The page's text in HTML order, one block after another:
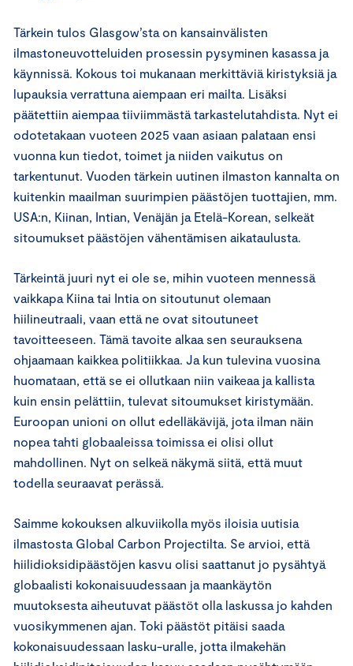
Tärkein tulos Glasgow’sta on kansainvälisten
ilmastoneuvotteluiden prosessin pysyminen kasassa ja
käynnissä. Kokous toi mukanaan merkittäviä kiristyksiä ja
lupauksia verrattuna aiempaan eri mailta. Lisäksi
päätettiin aiempaa tiiviimmästä tarkastelutahdista. Nyt ei
odotetakaan vuoteen 2025 vaan asiaan palataan ensi
vuonna kun tiedot, toimet ja niiden vaikutus on
tarkentunut. Vuoden tärkein uutinen ilmaston kannalta on
kuitenkin maailman suurimpien päästöjen tuottajien, mm.
USA:n, Kiinan, Intian, Venäjän ja Etelä-Korean, selkeät
sitoumukset päästöjen vähentämisen aikataulusta.
Tärkeintä juuri nyt ei ole se, mihin vuoteen mennessä
vaikkapa Kiina tai Intia on sitoutunut olemaan
hiilineutraali, vaan että ne ovat sitoutuneet
tavoitteeseen. Tämä tavoite alkaa sen seurauksena
ohjaamaan kaikkea politiikkaa. Ja kun tulevina vuosina
huomataan, että se ei ollutkaan niin vaikeaa ja kallista
kuin ensin pelättiin, tulevat sitoumukset kiristymään.
Euroopan unioni on ollut edelläkävijä, jota ilman näin
nopea tahti globaaleissa toimissa ei olisi ollut
mahdollinen. Nyt on selkeä näkymä siitä, että muut
todella seuraavat perässä.
Saimme kokouksen alkuviikolla myös iloisia uutisia
ilmastosta Global Carbon Projectilta. Se arvioi, että
hiilidioksidipäästöjen kasvu olisi saattanut jo pysähtyä
globaalisti kokonaisuudessaan ja maankäytön
muutoksesta aiheutuvat päästöt olla laskussa jo kahden
vuosikymmenen ajan. Toki päästöt pitäisi saada
kokonaisuudessaan lasku-uralle, jotta ilmakehän